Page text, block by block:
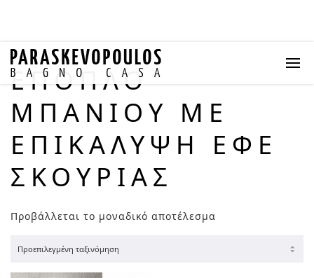
ΈΠΟΠΛΟ
ΜΠΆΝΙΟΥ ΜΕ
ΕΠΙΚΆΛΥΨΗ ΕΦΈ
ΣΚΟΥΡΙΆΣ
Προβάλλεται το μοναδικό αποτέλεσμα